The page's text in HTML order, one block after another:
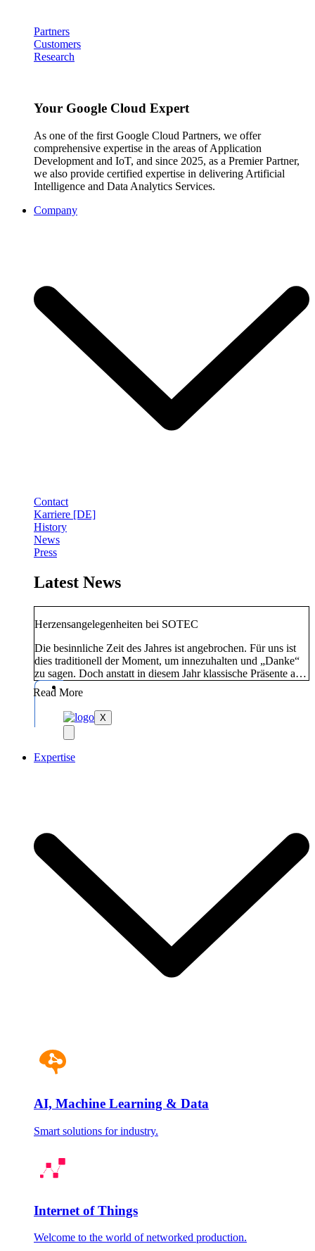
Partners
Customers
Research
Your Google Cloud Expert
As one of the first Google Cloud Partners, we offer
comprehensive expertise in the areas of Application
Development and IoT, and since 2025, as a Premier Partner,
we also provide certified expertise in delivering Artificial
Intelligence and Data Analytics Services.
Company
Contact
Karriere [DE]
History
News
Press
Latest News
Herzensangelegenheiten bei SOTEC
Die besinnliche Zeit des Jahres ist angebrochen. Für uns ist
dies traditionell der Moment, um innezuhalten und „Danke“
zu sagen. Doch anstatt in diesem Jahr klassische Präsente an
unsere Kunden und Partner zu versenden, haben wir uns –
wie auch in der Vergangenheit – für einen Weg entschieden,
der direkt dort hilft, wo Unterstützung dringend benötigt
Read More
X
Expertise
AI, Machine Learning & Data
Smart solutions for industry.
Internet of Things
Welcome to the world of networked production.